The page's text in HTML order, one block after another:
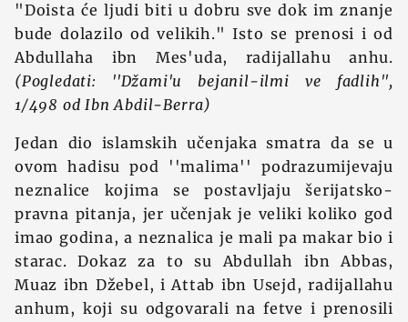
"Doista će ljudi biti u dobru sve dok im znanje
bude dolazilo od velikih." Isto se prenosi i od
Abdullaha ibn Mes'uda, radijallahu anhu.
(Pogledati: ''Džami'u bejanil-ilmi ve fadlih'',
1/498 od Ibn Abdil-Berra)
Jedan dio islamskih učenjaka smatra da se u
ovom hadisu pod ''malima'' podrazumijevaju
neznalice kojima se postavljaju šerijatsko-
pravna pitanja, jer učenjak je veliki koliko god
imao godina, a neznalica je mali pa makar bio i
starac. Dokaz za to su Abdullah ibn Abbas,
Muaz ibn Džebel, i Attab ibn Usejd, radijallahu
anhum, koji su odgovarali na fetve i prenosili